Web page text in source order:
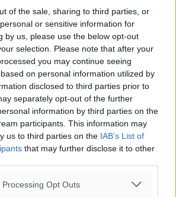
of the sale, sharing to third parties, or
or sensitive information for
by us, please use the below opt-out
selection. Please note that after your
you may continue seeing
on personal information utilized by
disclosed to third parties prior to
separately opt-out of the further
information by third parties on the
participants. This information may
us to third parties on the IAB’s List of
that may further disclose it to other
Opt Outs